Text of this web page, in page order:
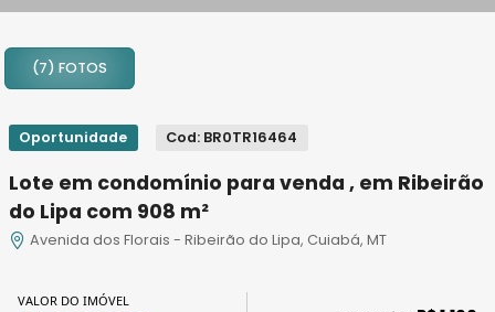
2
3
7
(7) FOTOS
Oportunidade Cod: BR0TR16464
Lote em condomínio para venda , em Ribeirão
do Lipa com 908 m²
Avenida dos Florais - Ribeirão do Lipa, Cuiabá, MT
VALOR DO IMÓVEL